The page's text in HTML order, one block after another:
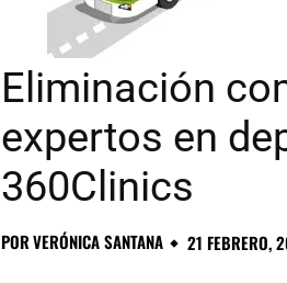
Eliminación
expertos en
360Clinics
PORVERÓNICA SANTANA 21 FEBRERO,